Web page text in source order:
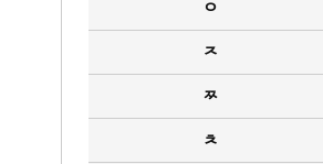
ㅇ
ㅈ
ㅉ
ㅊ